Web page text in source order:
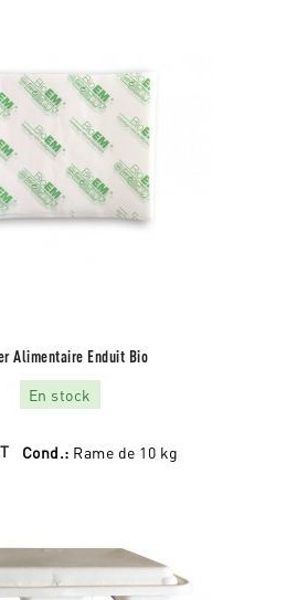
Alimentaire Enduit Bio
En stock
Cond.: Rame de 10 kg